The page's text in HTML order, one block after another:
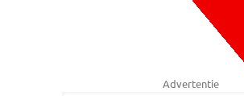
Advertentie